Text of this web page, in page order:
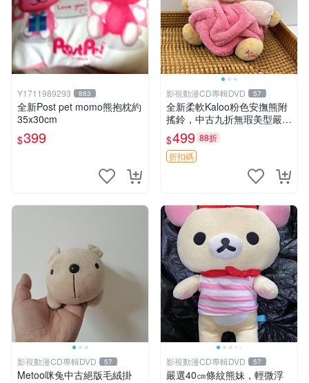
Y1711989293 883
全新Post pet momo熊抱枕約
35x30cm
$399
影視動漫CD專輯DVD 57
全新柔軟Kaloo粉色安撫熊附
搖鈴，中古九折無瑕美型嚴選
收藏 粉色 安撫 玩具
$499 88折
折扣碼
影視動漫CD專輯DVD 57
Metoo咪兔中古絕版毛絨掛
影視動漫CD專輯DVD 57
嚴選40㎝條紋熊妹，輕微浮